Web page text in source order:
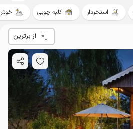
استخردار کلبه چوبی
از برترین